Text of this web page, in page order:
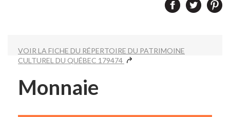
VOIR LA FICHE DU RÉPERTOIRE DU PATRIMOINE
CULTUREL DU QUÉBEC 179474
Monnaie